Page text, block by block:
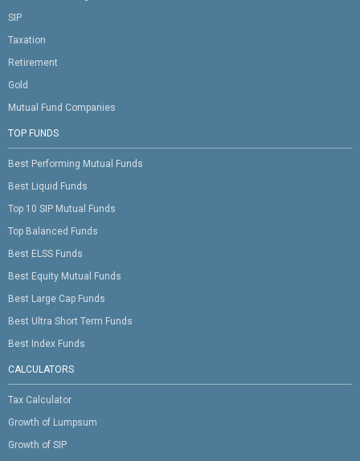
SIP
Taxation
Retirement
Gold
Mutual Fund Companies
TOP FUNDS
Best Performing Mutual Funds
Best Liquid Funds
Top 10 SIP Mutual Funds
Top Balanced Funds
Best ELSS Funds
Best Equity Mutual Funds
Best Large Cap Funds
Best Ultra Short Term Funds
Best Index Funds
CALCULATORS
Tax Calculator
Growth of Lumpsum
Growth of SIP